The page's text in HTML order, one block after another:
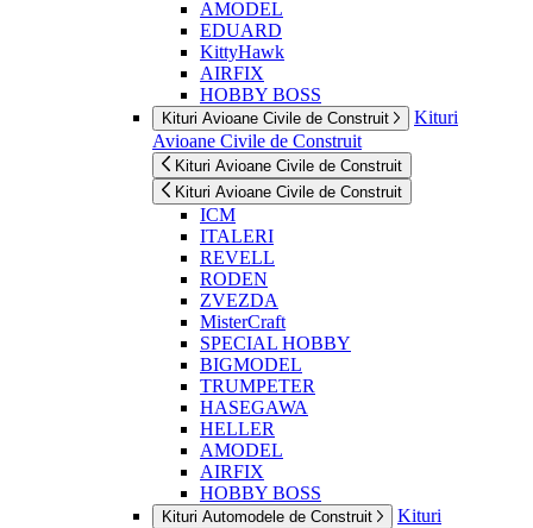
AMODEL
EDUARD
KittyHawk
AIRFIX
HOBBY BOSS
Kituri Avioane Civile de Construit
Kituri
Avioane Civile de Construit
Kituri Avioane Civile de Construit
Kituri Avioane Civile de Construit
ICM
ITALERI
REVELL
RODEN
ZVEZDA
MisterCraft
SPECIAL HOBBY
BIGMODEL
TRUMPETER
HASEGAWA
HELLER
AMODEL
AIRFIX
HOBBY BOSS
Kituri Automodele de Construit
Kituri